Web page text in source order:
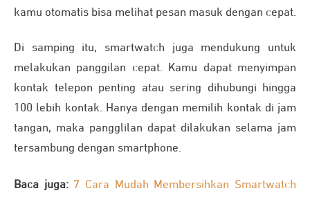
kamu otomatis bisa melihat pesan masuk dengan cepat.
Di samping itu, smartwatch juga mendukung untuk
melakukan panggilan cepat. Kamu dapat menyimpan
kontak telepon penting atau sering dihubungi hingga
100 lebih kontak. Hanya dengan memilih kontak di jam
tangan, maka pangglilan dapat dilakukan selama jam
tersambung dengan smartphone.
Baca juga: 7 Cara Mudah Membersihkan Smartwatch